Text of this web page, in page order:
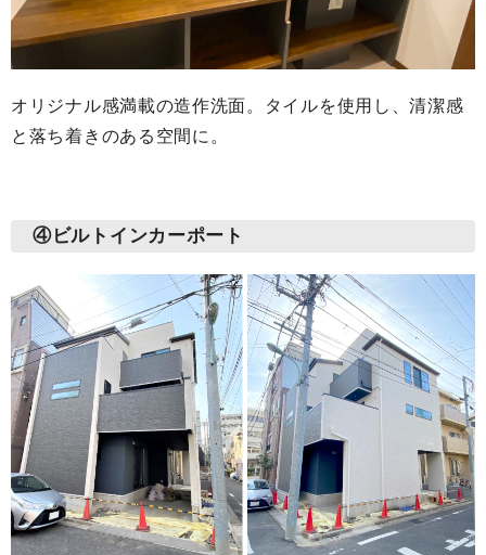
オリジナル感満載の造作洗面。タイルを使用し、清潔感
と落ち着きのある空間に。
④ビルトインカーポート